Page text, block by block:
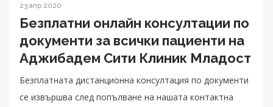
23 апр 2020
Безплатни онлайн консултации по
документи за всички пациенти на
Аджибадем Сити Клиник Младост
Безплатната дистанционна консултация по документи
се извършва след попълване на нашата контактна